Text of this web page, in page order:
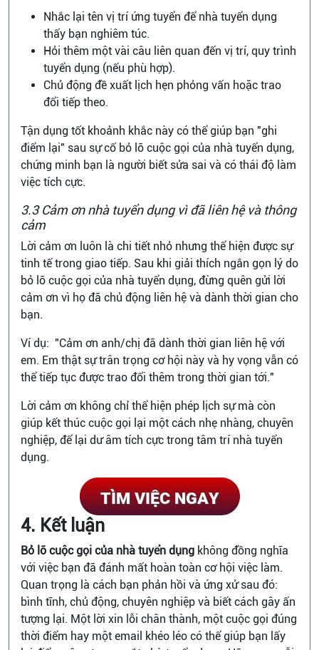
Nhắc lại tên vị trí ứng tuyển để nhà tuyển dụng
thấy bạn nghiêm túc.
Hỏi thêm một vài câu liên quan đến vị trí, quy trình
tuyển dụng (nếu phù hợp).
Chủ động đề xuất lịch hẹn phỏng vấn hoặc trao
đổi tiếp theo.
Tận dụng tốt khoảnh khắc này có thể giúp bạn "ghi
điểm lại" sau sự cố bỏ lỡ cuộc gọi của nhà tuyển dụng,
chứng minh bạn là người biết sửa sai và có thái độ làm
việc tích cực.
3.3 Cảm ơn nhà tuyển dụng vì đã liên hệ và thông
cảm
Lời cảm ơn luôn là chi tiết nhỏ nhưng thể hiện được sự
tinh tế trong giao tiếp. Sau khi giải thích ngắn gọn lý do
bỏ lỡ cuộc gọi của nhà tuyển dụng, đừng quên gửi lời
cảm ơn vì họ đã chủ động liên hệ và dành thời gian cho
bạn.
Ví dụ: "Cảm ơn anh/chị đã dành thời gian liên hệ với
em. Em thật sự trân trọng cơ hội này và hy vọng vẫn có
thể tiếp tục được trao đổi thêm trong thời gian tới."
Lời cảm ơn không chỉ thể hiện phép lịch sự mà còn
giúp kết thúc cuộc gọi lại một cách nhẹ nhàng, chuyên
nghiệp, để lại dư âm tích cực trong tâm trí nhà tuyển
dụng.
4. Kết luận
Bỏ lỡ cuộc gọi của nhà tuyển dụng không đồng nghĩa
với việc bạn đã đánh mất hoàn toàn cơ hội việc làm.
Quan trọng là cách bạn phản hồi và ứng xử sau đó:
bình tĩnh, chủ động, chuyên nghiệp và biết cách gây ấn
tượng lại. Một lời xin lỗi chân thành, một cuộc gọi đúng
thời điểm hay một email khéo léo có thể giúp bạn lấy